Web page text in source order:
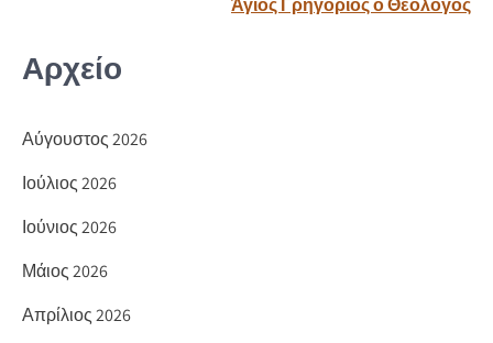
ε
Αρχείο
Αύγουστος 2026
Ιούλιος 2026
Ιούνιος 2026
Μάιος 2026
Απρίλιος 2026